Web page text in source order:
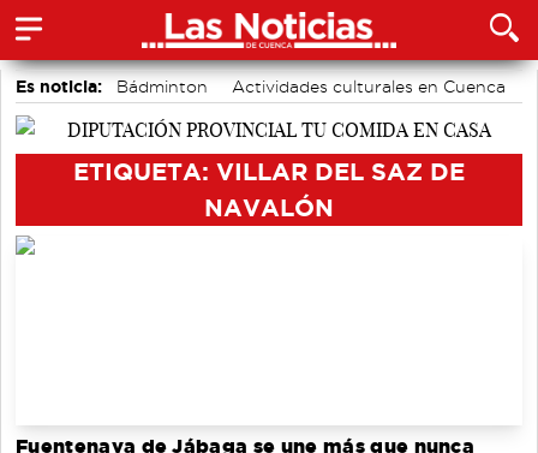
Es noticia: Bádminton
Actividades culturales en Cuenca
Piragüismo
Auditorio de Cuenca
ETIQUETA: VILLAR DEL SAZ DE
NAVALÓN
Fuentenava de Jábaga se une más que nunca